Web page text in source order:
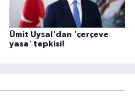
Ümit Uysal'dan 'çerçeve
yasa' tepkisi!